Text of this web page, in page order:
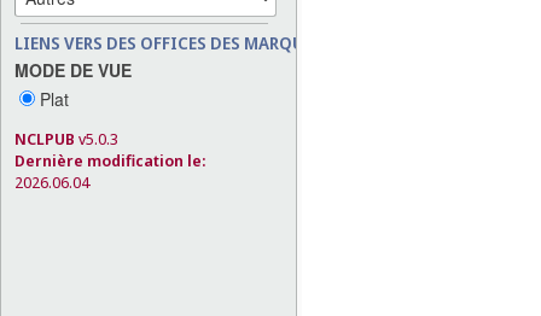
LIENS VERS DES OFFICES DES MARQUES
MODE DE VUE
Plat
NCLPUB v5.0.3
Dernière modification le:
2026.06.04